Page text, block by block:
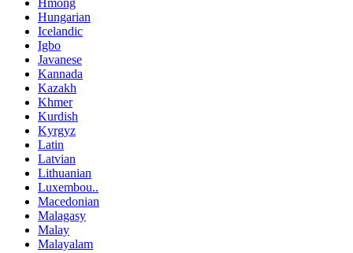
Hmong
Hungarian
Icelandic
Igbo
Javanese
Kannada
Kazakh
Khmer
Kurdish
Kyrgyz
Latin
Latvian
Lithuanian
Luxembou..
Macedonian
Malagasy
Malay
Malayalam